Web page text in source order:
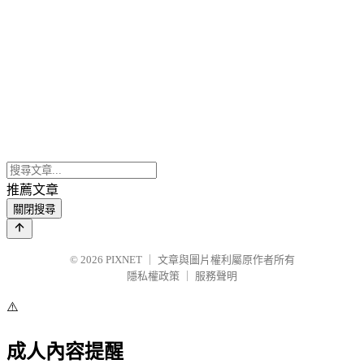
推薦文章
關閉搜尋
© 2026 PIXNET
文章與圖片權利屬原作者所有
隱私權政策
服務聲明
⚠️
成人內容提醒